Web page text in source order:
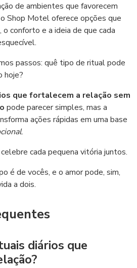
de ambientes que favorecem
Shop Motel oferece opções que
conforto e a ideia de que cada
passos: quê tipo de ritual pode
hoje?
que fortalecem a relação sem
pode parecer simples, mas a
ações rápidas em uma base
.
cada pequena vitória juntos.
é de vocês, e o amor pode, sim,
a dois.
diários que